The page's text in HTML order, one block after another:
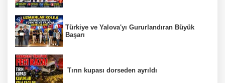
Türkiye ve Yalova'yı Gururlandıran Büyük
Başarı
Tırın kupası dorseden ayrıldı